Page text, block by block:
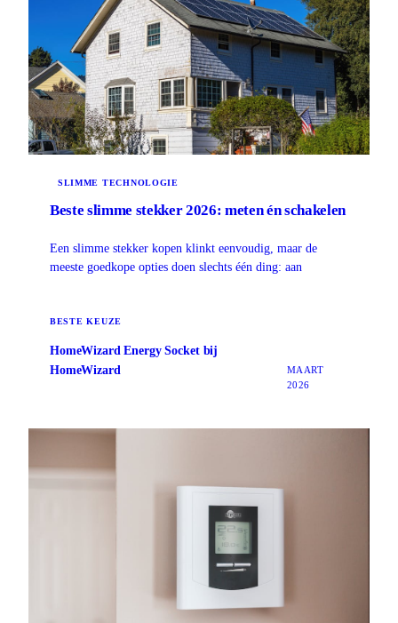
SLIMME TECHNOLOGIE
Beste slimme stekker 2026: meten én schakelen
Een slimme stekker kopen klinkt eenvoudig, maar de
meeste goedkope opties doen slechts één ding: aan
BESTE KEUZE
HomeWizard Energy Socket bij
HomeWizard
MAART
2026